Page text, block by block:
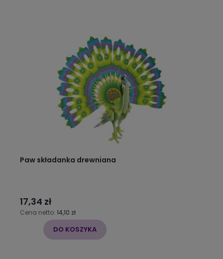
Paw składanka drewniana
17,34 zł
Cena netto: 14,10 zł
DO KOSZYKA